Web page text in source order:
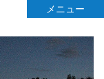
メニュー